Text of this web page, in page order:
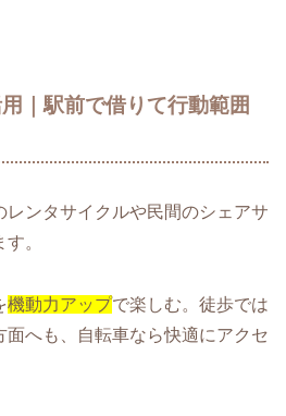
｜駅前で借りて行動範囲
ンタサイクルや民間のシェアサ
。
機動力アップで楽しむ。徒歩では
面へも、自転車なら快適にアクセ